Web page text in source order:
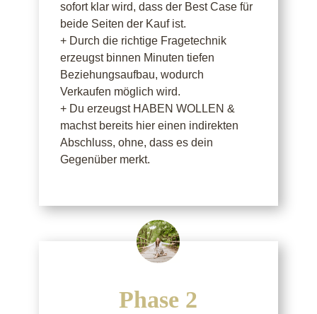
sofort klar wird, dass der Best Case für
beide Seiten der Kauf ist.
+ Durch die richtige Fragetechnik
erzeugst binnen Minuten tiefen
Beziehungsaufbau, wodurch
Verkaufen möglich wird.
+ Du erzeugst HABEN WOLLEN &
machst bereits hier einen indirekten
Abschluss, ohne, dass es dein
Gegenüber merkt.
Phase 2